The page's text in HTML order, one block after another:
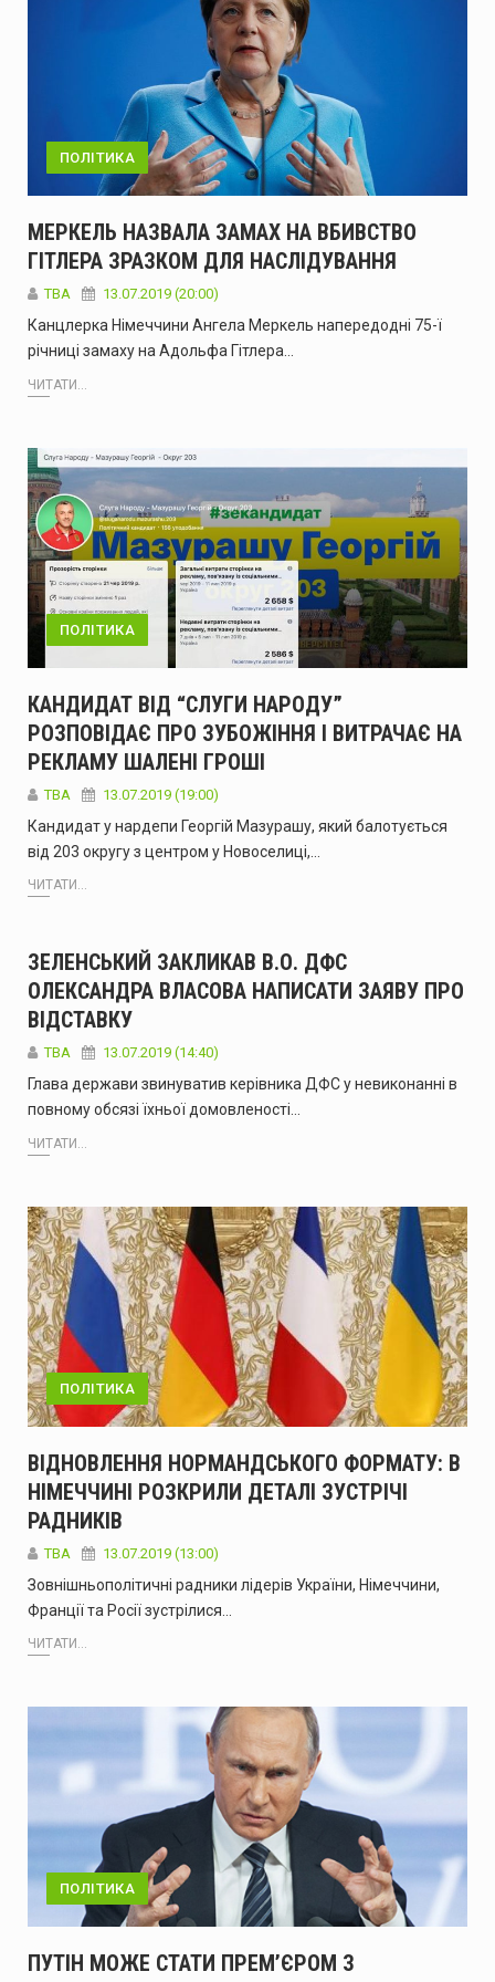
ПОЛІТИКА
МЕРКЕЛЬ НАЗВАЛА ЗАМАХ НА ВБИВСТВО
ГІТЛЕРА ЗРАЗКОМ ДЛЯ НАСЛІДУВАННЯ
ТВА 13.07.2019 (20:00)
Канцлерка Німеччини Ангела Меркель напередодні 75-ї
річниці замаху на Адольфа Гітлера…
ЧИТАТИ...
ПОЛІТИКА
КАНДИДАТ ВІД “СЛУГИ НАРОДУ”
РОЗПОВІДАЄ ПРО ЗУБОЖІННЯ І ВИТРАЧАЄ НА
РЕКЛАМУ ШАЛЕНІ ГРОШІ
ТВА 13.07.2019 (19:00)
Кандидат у нардепи Георгій Мазурашу, який балотується
від 203 округу з центром у Новоселиці,…
ЧИТАТИ...
ЗЕЛЕНСЬКИЙ ЗАКЛИКАВ В.О. ДФС
ОЛЕКСАНДРА ВЛАСОВА НАПИСАТИ ЗАЯВУ ПРО
ВІДСТАВКУ
ТВА 13.07.2019 (14:40)
Глава держави звинуватив керівника ДФС у невиконанні в
повному обсязі їхньої домовленості…
ЧИТАТИ...
ПОЛІТИКА
ВІДНОВЛЕННЯ НОРМАНДСЬКОГО ФОРМАТУ: В
НІМЕЧЧИНІ РОЗКРИЛИ ДЕТАЛІ ЗУСТРІЧІ
РАДНИКІВ
ТВА 13.07.2019 (13:00)
Зовнішньополітичні радники лідерів України, Німеччини,
Франції та Росії зустрілися…
ЧИТАТИ...
ПОЛІТИКА
ПУТІН МОЖЕ СТАТИ ПРЕМ’ЄРОМ З